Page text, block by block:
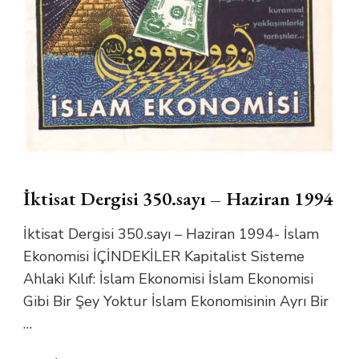
İktisat Dergisi 350.sayı – Haziran 1994
İktisat Dergisi 350.sayı – Haziran 1994- İslam
Ekonomisi İÇİNDEKİLER Kapitalist Sisteme
Ahlaki Kılıf: İslam Ekonomisi İslam Ekonomisi
Gibi Bir Şey Yoktur İslam Ekonomisinin Ayrı Bir
…